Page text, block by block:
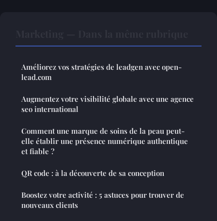
Améliorez vos stratégies de leadgen avec open-
lead.com
Augmentez votre visibilité globale avec une agence
seo international
Comment une marque de soins de la peau peut-
elle établir une présence numérique authentique
et fiable ?
QR code : à la découverte de sa conception
Boostez votre activité : 5 astuces pour trouver de
nouveaux clients